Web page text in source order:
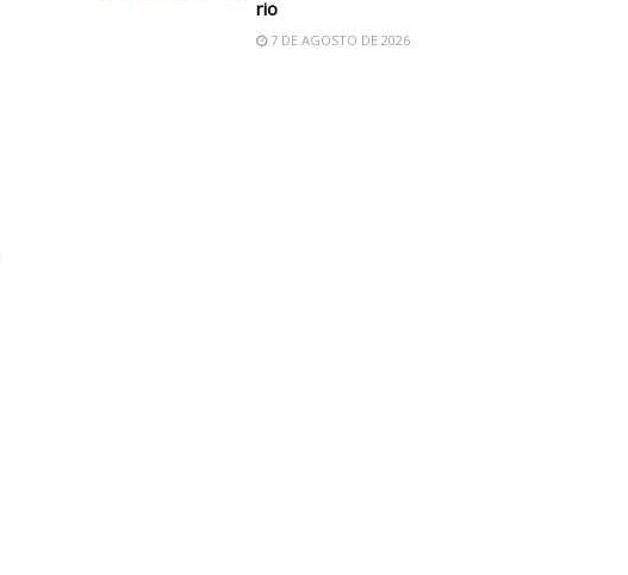
rio
7 DE AGOSTO DE 2026